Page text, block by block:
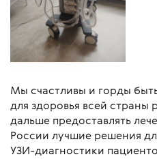
Мы счастливы и горды
для здоровья всей страны
дальше предоставлять
России лучшие решения
УЗИ-диагностики